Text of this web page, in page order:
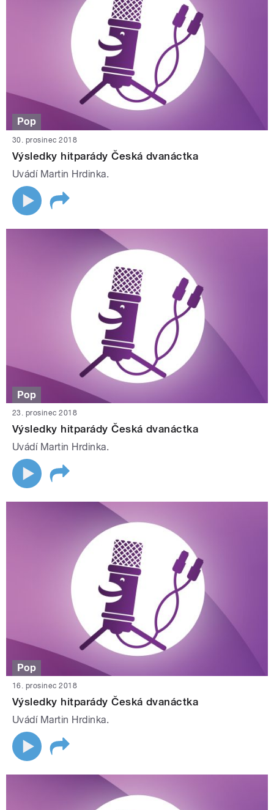
Pop
30. prosinec 2018
Výsledky hitparády Česká dvanáctka
Uvádí Martin Hrdinka.
Pop
23. prosinec 2018
Výsledky hitparády Česká dvanáctka
Uvádí Martin Hrdinka.
Pop
16. prosinec 2018
Výsledky hitparády Česká dvanáctka
Uvádí Martin Hrdinka.